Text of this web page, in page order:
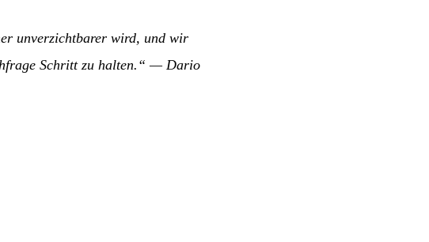
unverzichtbarer wird, und wir
Schritt zu halten.“ — Dario